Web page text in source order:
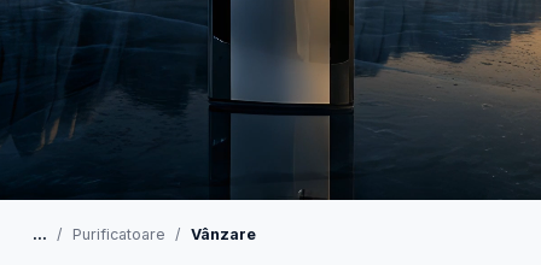
... Purificatoare Vânzare